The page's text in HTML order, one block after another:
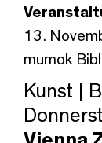
13.
mumok
Kunst |